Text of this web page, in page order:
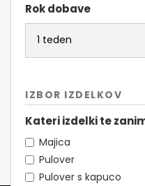
Rok dobave
IZBOR IZDELKOV
Kateri izdelki te
Majica
Pulover
Pulover s kapuco